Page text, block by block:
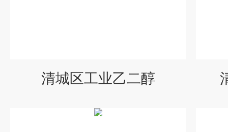
清城区工业乙二醇